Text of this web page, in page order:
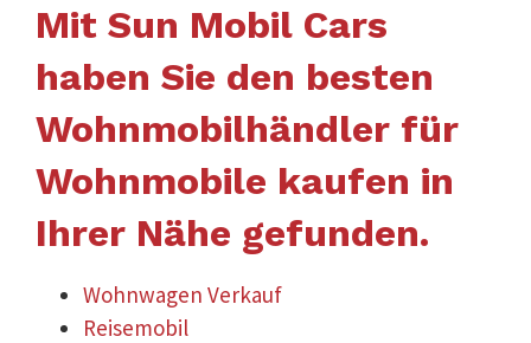
Mit Sun Mobil Cars
haben Sie den besten
Wohnmobilhändler für
Wohnmobile kaufen in
Ihrer Nähe gefunden.
Wohnwagen Verkauf
Reisemobil